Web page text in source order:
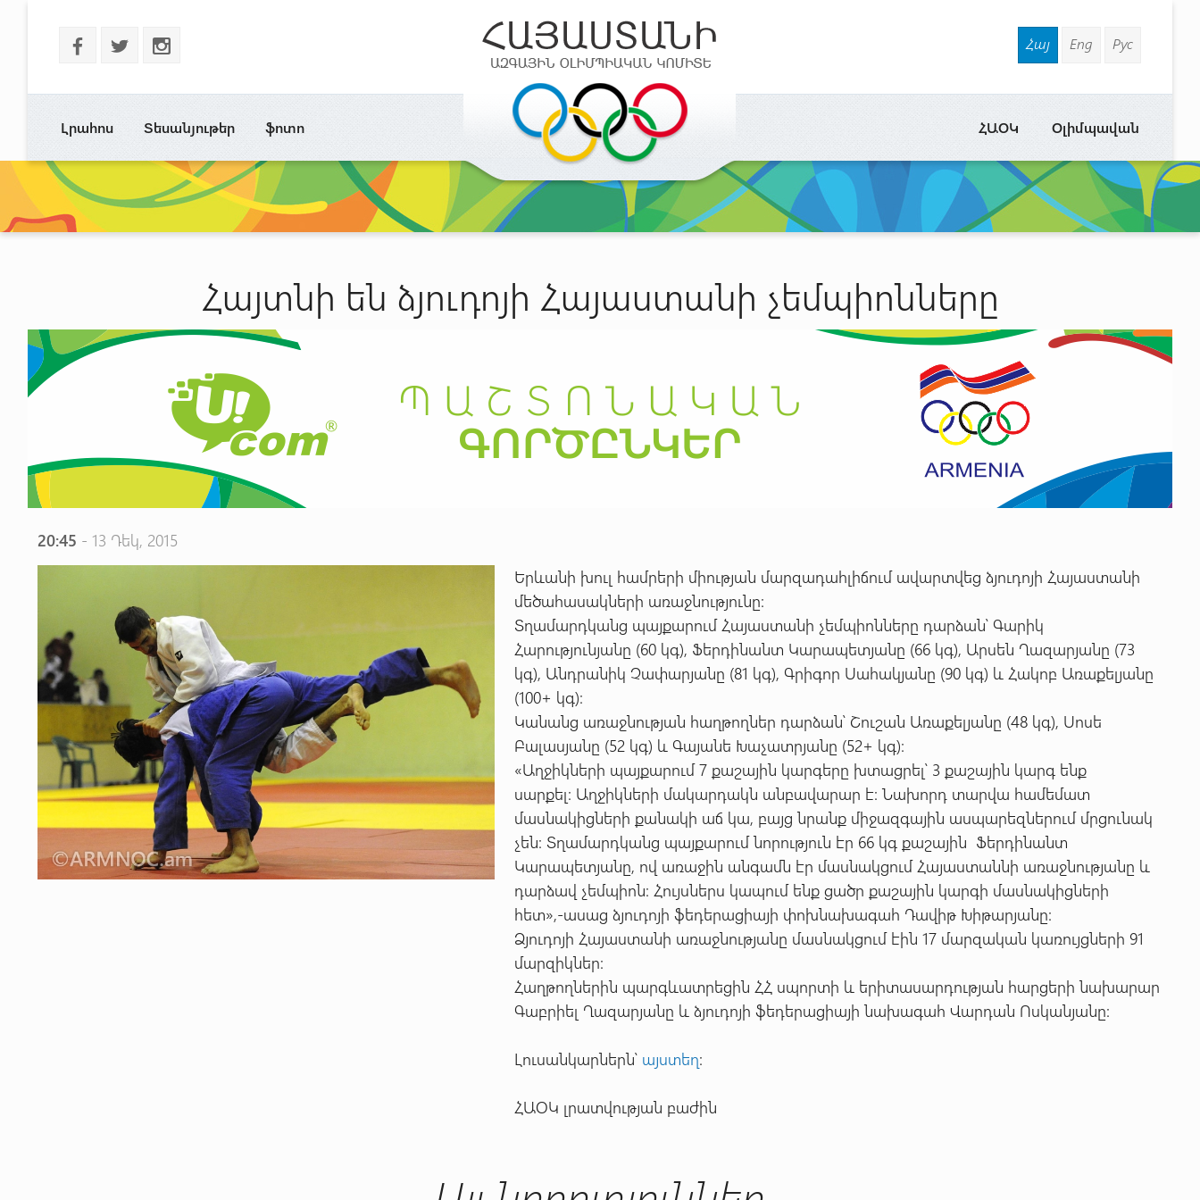
b a x Հայ Eng Рус
Լրահոս Տեսանյութեր ֆոտո Օլիմպավան
ՀԱՕԿ
Հայտնի են ձյուդոյի Հայաստանի չեմպիոնները
20:45 - 13 Դեկ, 2015
Երևանի խուլ համրերի միության մարզադահլիճում ավարտվեց ձյուդոյի Հայաստանի
մեծահասակների առաջնությունը:
Տղամարդկանց պայքարում Հայաստանի չեմպիոնները դարձան՝ Գարիկ
Հարությունյանը (60 կգ), Ֆերդինանտ Կարապետյանը (66 կգ), Արսեն Ղազարյանը (73
կգ), Անդրանիկ Չափարյանը (81 կգ), Գրիգոր Սահակյանը (90 կգ) և Հակոբ Առաքելյանը
(100+ կգ):
Կանանց առաջնության հաղթողներ դարձան՝ Շուշան Առաքելյանը (48 կգ), Սոսե
Բալասյանը (52 կգ) և Գայանե Խաչատրյանը (52+ կգ):
«Աղջիկների պայքարում 7 քաշային կարգերը խտացրել՝ 3 քաշային կարգ ենք
սարքել: Աղջիկների մակարդակն անբավարար է: Նախորդ տարվա համեմատ
մասնակիցների քանակի աճ կա, բայց նրանք միջազգային ասպարեզներում մրցունակ
չեն: Տղամարդկանց պայքարում նորություն էր 66 կգ քաշային Ֆերդինանտ
Կարապետյանը, ով առաջին անգամն էր մասնակցում Հայաստաննի առաջնությանը և
դարձավ չեմպիոն: Հույսներս կապում ենք ցածր քաշային կարգի մասնակիցների
հետ»,-ասաց ձյուդոյի ֆեդերացիայի փոխնախագահ Դավիթ Խիթարյանը:
Ձյուդոյի Հայաստանի առաջնությանը մասնակցում էին 17 մարզական կառույցների 91
մարզիկներ:
Հաղթողներին պարգևատրեցին ՀՀ սպորտի և երիտասարդության հարցերի նախարար
Գաբրիել Ղազարյանը և ձյուդոյի ֆեդերացիայի նախագահ Վարդան Ոսկանյանը:
Լուսանկարներն՝ այստեղ:
ՀԱՕԿ լրատվության բաժին